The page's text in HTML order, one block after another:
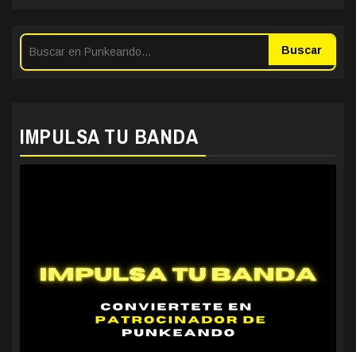
Buscar
IMPULSA TU BANDA